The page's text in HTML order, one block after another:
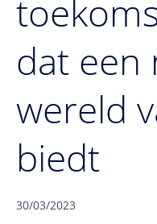
dat een
wereld
biedt
30/03/2023